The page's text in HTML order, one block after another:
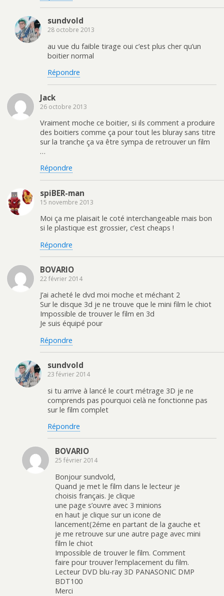
sundvold
28 octobre 2013
au vue du faible tirage oui c’est plus cher qu’un
boitier normal
Répondre
Jack
26 octobre 2013
Vraiment moche ce boitier, si ils comment a produire
des boitiers comme ça pour tout les bluray sans titre
sur la tranche ça va être sympa de retrouver un film
…
Répondre
spiBER-man
15 novembre 2013
Moi ça me plaisait le coté interchangeable mais bon
si le plastique est grossier, c’est cheaps !
Répondre
BOVARIO
22 février 2014
J’ai acheté le dvd moi moche et méchant 2
Sur le disque 3d je ne trouve que le mini film le chiot
Impossible de trouver le film en 3d
Je suis équipé pour
Répondre
sundvold
23 février 2014
si tu arrive à lancé le court métrage 3D je ne
comprends pas pourquoi celà ne fonctionne pas
sur le film complet
Répondre
BOVARIO
25 février 2014
Bonjour sundvold,
Quand je met le film dans le lecteur je
choisis français. Je clique
une page s’ouvre avec 3 minions
en haut je clique sur un icone de
lancement(2éme en partant de la gauche et
je me retrouve sur une autre page avec mini
film le chiot
Impossible de trouver le film. Comment
faire pour trouver l’emplacement du film.
Lecteur DVD blu-ray 3D PANASONIC DMP
BDT100
Merci